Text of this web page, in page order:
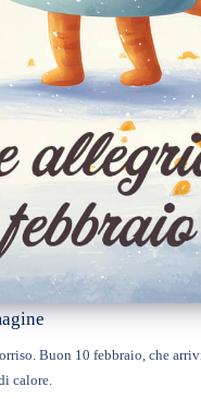
Buon 10 febbraio, che
calore.